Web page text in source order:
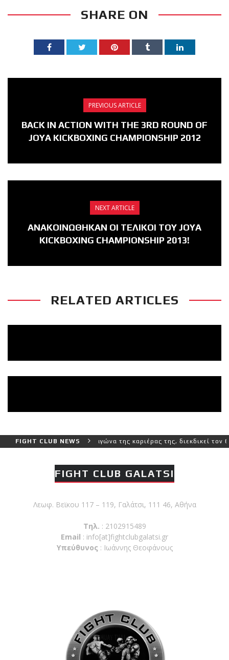
SHARE ON
PREVIOUS ARTICLE
BACK IN ACTION WITH THE 3RD ROUND OF
JOYA KICKBOXING CHAMPIONSHIP 2012
NEXT ARTICLE
ΑΝΑΚΟΙΝΩΘΗΚΑΝ ΟΙ ΤΕΛΙΚΟΙ ΤΟΥ JOYA
KICKBOXING CHAMPIONSHIP 2013!
RELATED ARTICLES
FIGHT CLUB NEWS
και πιο δύσκολο αγώνα της καριέρας της, διεκδικεί τον
FIGHT CLUB GALATSI
Λεωφ. Βεϊκου 117 – 119, Γαλάτσι, 111 46, Αθήνα
Τηλ. : 2102915489
Email : info[at]fightclubgalatsi.gr
Υπεύθυνος : Ιωάννης Θεοφάνους